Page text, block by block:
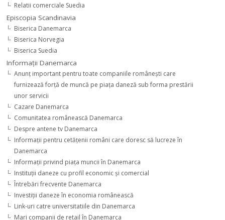
Relatii comerciale Suedia
Episcopia Scandinavia
Biserica Danemarca
Biserica Norvegia
Biserica Suedia
Informaţii Danemarca
Anunţ important pentru toate companiile româneşti care
furnizează forţă de muncă pe piaţa daneză sub forma prestării
unor servicii
Cazare Danemarca
Comunitatea românească Danemarca
Despre antene tv Danemarca
Informaţii pentru cetăţenii români care doresc să lucreze în
Danemarca
Informaţii privind piaţa muncii în Danemarca
Instituţii daneze cu profil economic şi comercial
Întrebări frecvente Danemarca
Investiţii daneze în economia românească
Link-uri catre universitatiile din Danemarca
Mari companii de retail în Danemarca